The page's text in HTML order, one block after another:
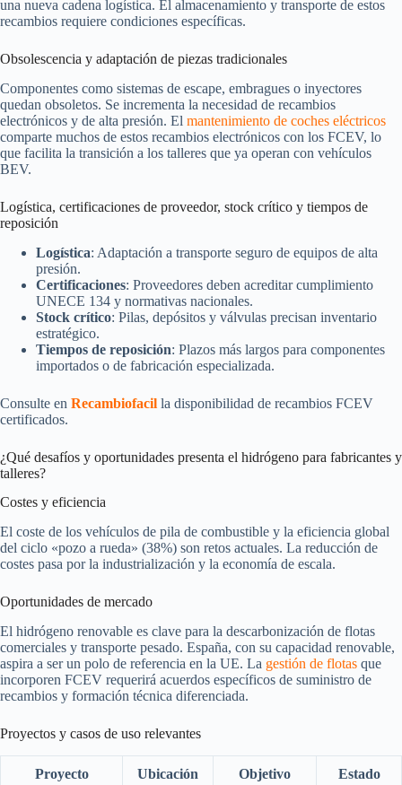
una nueva cadena logística. El almacenamiento y transporte de estos
recambios requiere condiciones específicas.
Obsolescencia y adaptación de piezas tradicionales
Componentes como sistemas de escape, embragues o inyectores
quedan obsoletos. Se incrementa la necesidad de recambios
electrónicos y de alta presión. El mantenimiento de coches eléctricos
comparte muchos de estos recambios electrónicos con los FCEV, lo
que facilita la transición a los talleres que ya operan con vehículos
BEV.
Logística, certificaciones de proveedor, stock crítico y tiempos de
reposición
Logística: Adaptación a transporte seguro de equipos de alta
presión.
Certificaciones: Proveedores deben acreditar cumplimiento
UNECE 134 y normativas nacionales.
Stock crítico: Pilas, depósitos y válvulas precisan inventario
estratégico.
Tiempos de reposición: Plazos más largos para componentes
importados o de fabricación especializada.
Consulte en Recambiofacil la disponibilidad de recambios FCEV
certificados.
¿Qué desafíos y oportunidades presenta el hidrógeno para fabricantes y
talleres?
Costes y eficiencia
El coste de los vehículos de pila de combustible y la eficiencia global
del ciclo «pozo a rueda» (38%) son retos actuales. La reducción de
costes pasa por la industrialización y la economía de escala.
Oportunidades de mercado
El hidrógeno renovable es clave para la descarbonización de flotas
comerciales y transporte pesado. España, con su capacidad renovable,
aspira a ser un polo de referencia en la UE. La gestión de flotas que
incorporen FCEV requerirá acuerdos específicos de suministro de
recambios y formación técnica diferenciada.
Proyectos y casos de uso relevantes
Proyecto Ubicación Objetivo Estado